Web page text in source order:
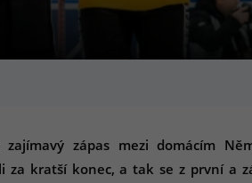
zápas mezi domácím
za kratší konec, a tak se z první a